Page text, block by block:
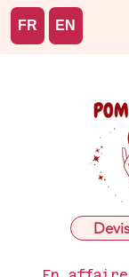
FR EN